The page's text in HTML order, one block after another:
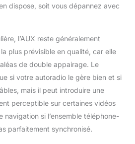
connexion Bluetooth,
téléphone à l'écran
CarPlay tout en
diffusant le son
through votre
autoradio, le tout sans
avoir à jongler entre les
appareils Navigation en
Temps Réel et Contrôle
Vocal - L'écran CarPlay
voiture se connecte à
dispose, soit vous dépannez avec
l’AUX reste généralement
plus prévisible en qualité, car elle
de double appairage. Le
si votre autoradio le gère bien et si
mais il peut introduire une
perceptible sur certaines vidéos
navigation si l’ensemble téléphone-
parfaitement synchronisé.